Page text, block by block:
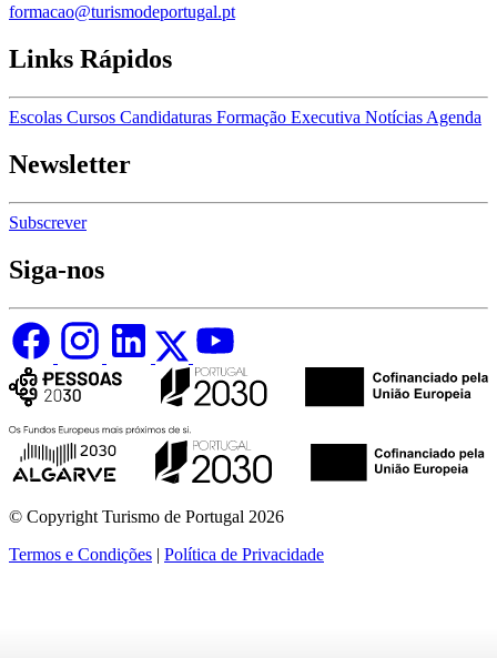
formacao@turismodeportugal.pt
Links Rápidos
Escolas Cursos Candidaturas Formação Executiva Notícias Agenda
Newsletter
Subscrever
Siga-nos
© Copyright Turismo de Portugal 2026
Termos e Condições | Política de Privacidade